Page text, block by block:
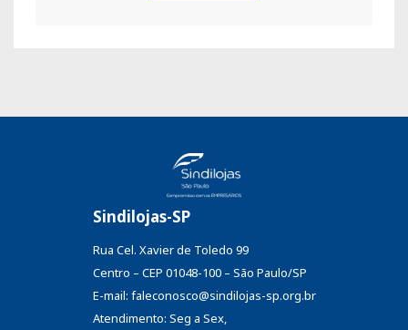
Sindilojas-SP
Rua Cel. Xavier de Toledo 99
Centro – CEP 01048-100 – São Paulo/SP
E-mail: faleconosco@sindilojas-sp.org.br
Atendimento: Seg a Sex,